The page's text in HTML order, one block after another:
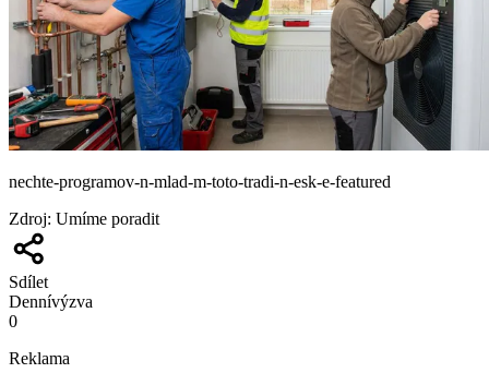
nechte-programov-n-mlad-m-toto-tradi-n-esk-e-featured
Zdroj: Umíme poradit
Sdílet
Dennívýzva
0
Reklama